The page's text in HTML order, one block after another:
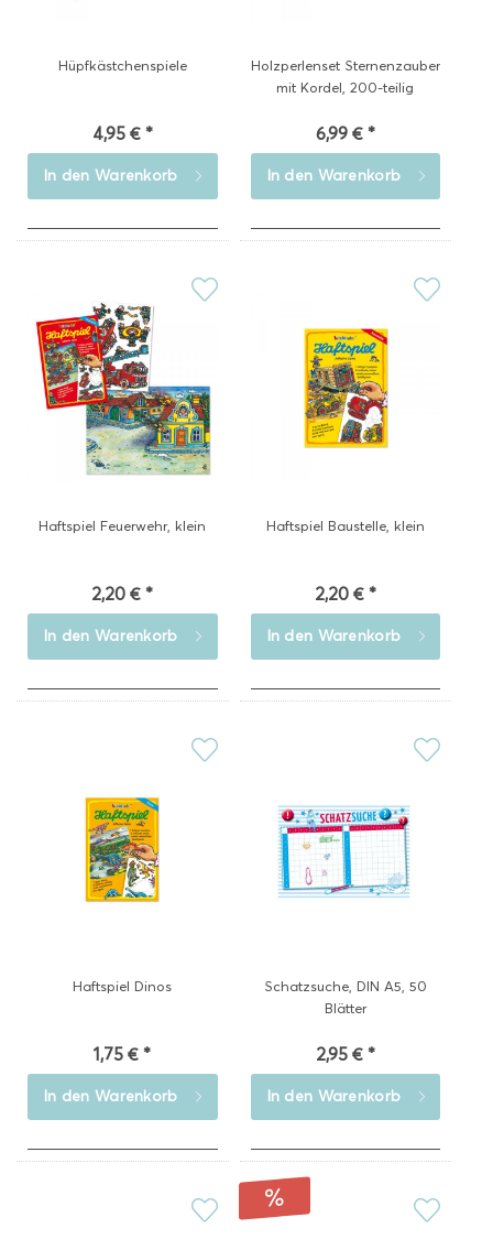
Hüpfkästchenspiele
4,95 € *
In den Warenkorb
Holzperlenset Sternenzauber
mit Kordel, 200-teilig
6,99 € *
In den Warenkorb
Haftspiel Feuerwehr, klein
2,20 € *
In den Warenkorb
Haftspiel Baustelle, klein
2,20 € *
In den Warenkorb
Haftspiel Dinos
1,75 € *
In den Warenkorb
Schatzsuche, DIN A5, 50
Blätter
2,95 € *
In den Warenkorb